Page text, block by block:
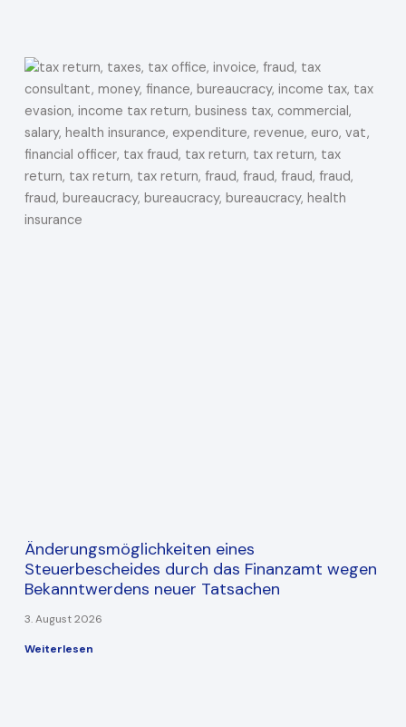
Änderungsmöglichkeiten eines
Steuerbescheides durch das Finanzamt wegen
Bekanntwerdens neuer Tatsachen
3. August 2026
Weiterlesen